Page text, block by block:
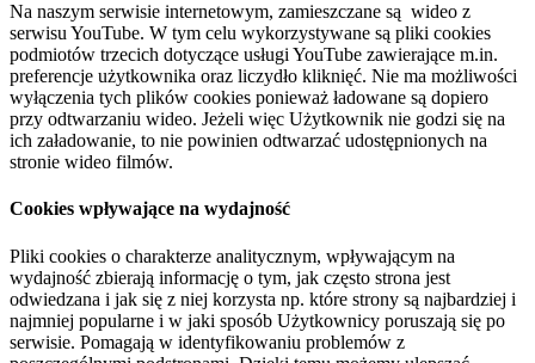
Na naszym serwisie internetowym, zamieszczane są wideo z
serwisu YouTube. W tym celu wykorzystywane są pliki cookies
podmiotów trzecich dotyczące usługi YouTube zawierające m.in.
preferencje użytkownika oraz liczydło kliknięć. Nie ma możliwości
wyłączenia tych plików cookies ponieważ ładowane są dopiero
przy odtwarzaniu wideo. Jeżeli więc Użytkownik nie godzi się na
ich załadowanie, to nie powinien odtwarzać udostępnionych na
stronie wideo filmów.
Cookies wpływające na wydajność
Pliki cookies o charakterze analitycznym, wpływającym na
wydajność zbierają informację o tym, jak często strona jest
odwiedzana i jak się z niej korzysta np. które strony są najbardziej i
najmniej popularne i w jaki sposób Użytkownicy poruszają się po
serwisie. Pomagają w identyfikowaniu problemów z